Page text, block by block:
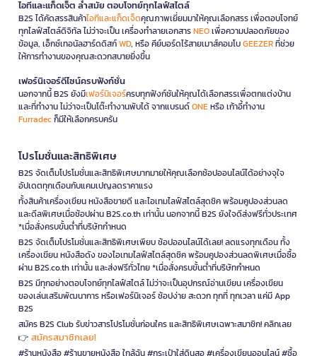
ไอทีและแก็ดเจ็ต ล้ำสมัย ตอบโจทย์ทุกไลฟ์สไตล์
B2S ได้คัดสรรสินค้าไอทีและแก็ดเจ็ตคุณภาพเยี่ยมมาให้คุณเลือกสรร เพื่อตอบโจทย์
ทุกไลฟ์สไตล์ดิจิทัล ไม่ว่าจะเป็น เครื่องทำลายเอกสารNEOเพื่อความปลอดภัยของ
ข้อมูล, เอ็กซ์เทอนัลฮาร์ดดิสก์WD, หรือ คีย์บอร์ดไร้สายเมาส์คอมโบGEEZERที่ช่วย
ให้การทำงานของคุณสะดวกสบายยิ่งขึ้น
เฟอร์นิเจอร์ดีไซน์ครบฟังก์ชั่น
นอกจากนี้ B2S ยังมีเฟอร์นิเจอร์ครบทุกฟังก์ชันให้คุณได้เลือกสรรเพื่อตกแต่งบ้าน
และที่ทำงาน ไม่ว่าจะเป็นโต๊ะทำงานพับได้ จากแบรนด์ONEหรือ เก้าอี้ทำงาน
Furradecก็มีให้เลือกครบครัน
โปรโมชั่นและสิทธิพิเศษ
B2S จัดเต็มโปรโมชั่นและสิทธิพิเศษมากมายให้คุณเลือกช้อปออนไลน์ได้อย่างจุใจ
อัปเดตทุกเดือนกับแคมเปญลดราคาแรง
ทั้งสินค้าเครื่องเขียน หนังสือขายดี และไอเทมไลฟ์สไตล์สุดชิค พร้อมคูปองส่วนลด
และดีลพิเศษเมื่อช้อปผ่าน B2S.co.th เท่านั้น นอกจากนี้ B2S ยังใจดีส่งฟรีทั่วประเทศ
*เมื่อสั่งครบขั้นต่ำที่บริษัทกำหนด
B2S จัดเต็มโปรโมชั่นและสิทธิพิเศษเพียบ ช้อปออนไลน์ได้เลย! ลดแรงทุกเดือน ทั้ง
เครื่องเขียน หนังสือดัง ของไอเทมไลฟ์สไตล์สุดชิค พร้อมคูปองส่วนลดพิเศษเมื่อซื้อ
ผ่าน B2S.co.th เท่านั้น และส่งฟรีทั่วไทย *เมื่อสั่งครบขั้นต่ำที่บริษัทกำหนด
B2S มีทุกอย่างตอบโจทย์ทุกไลฟ์สไตล์ ไม่ว่าจะเป็นอุปกรณ์อ่านเขียน เครื่องเขียน
ของเล่นเสริมพัฒนาการ หรือเฟอร์นิเจอร์ ช้อปง่าย สะดวก ทุกที่ ทุกเวลา แค่มี App
B2S
สมัคร B2S Club รับข่าวสารโปรโมชั่นก่อนใคร และสิทธิพิเศษเฉพาะสมาชิก! คลิกเลย
👉 สมัครสมาชิกเลย!
#ร้านหนังสือ #ร้านขายหนังสือ ใกล้ฉัน #กระเป๋าใส่ดินสอ #เครื่องเขียนออนไลน์ #ซื้อ